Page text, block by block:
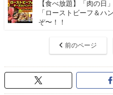
【食べ放題】「肉の日
「ローストビーフ＆ハ
ぞ〜！！
前のページ